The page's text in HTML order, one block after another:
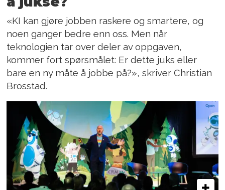
«KI kan gjøre jobben raskere og smartere, og
noen ganger bedre enn oss. Men når
teknologien tar over deler av oppgaven,
kommer fort spørsmålet: Er dette juks eller
bare en ny måte å jobbe på?», skriver Christian
Brosstad.